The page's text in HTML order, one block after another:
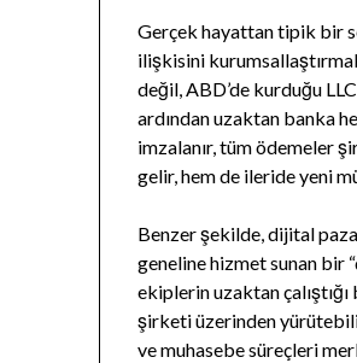
Gerçek hayattan tipik bir
ilişkisini
değil, ABD’de kurduğu
ardından uzaktan banka
imzalanır, tüm ödemeler
gelir, hem de ileride yeni
Benzer şekilde, dijital
geneline hizmet sunan bir
ekiplerin uzaktan
şirketi üzerinden
ve muhasebe süreçleri